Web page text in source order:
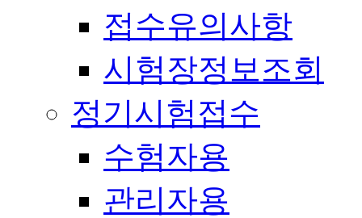
접수유의사항
시험장정보조회
정기시험접수
수험자용
관리자용